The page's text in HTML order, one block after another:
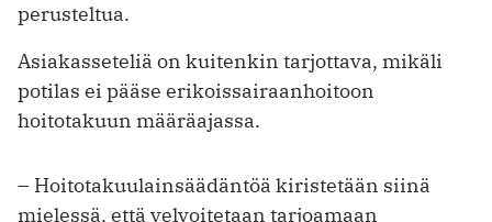
perusteltua.
Asiakasseteliä on kuitenkin tarjottava, mikäli
potilas ei pääse erikoissairaanhoitoon
hoitotakuun määräajassa.
– Hoitotakuulainsäädäntöä kiristetään siinä
mielessä, että velvoitetaan tarjoamaan